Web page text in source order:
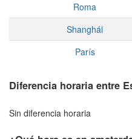
Roma
Shanghái
París
Diferencia horaria entre
Sin diferencia horaria